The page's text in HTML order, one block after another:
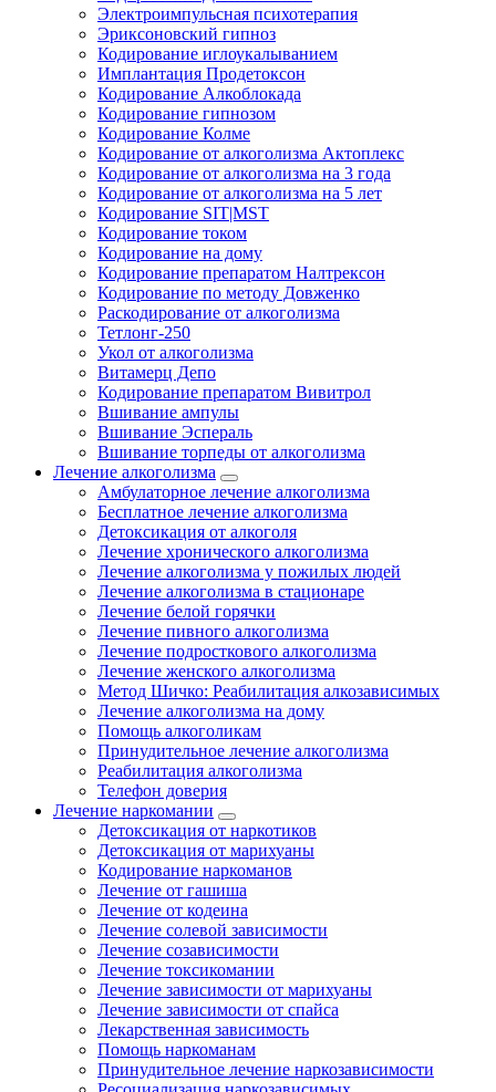
Электроимпульсная психотерапия
Эриксоновский гипноз
Кодирование иглоукалыванием
Имплантация Продетоксон
Кодирование Алкоблокада
Кодирование гипнозом
Кодирование Колме
Кодирование от алкоголизма Актоплекс
Кодирование от алкоголизма на 3 года
Кодирование от алкоголизма на 5 лет
Кодирование SIT|MST
Кодирование током
Кодирование на дому
Кодирование препаратом Налтрексон
Кодирование по методу Довженко
Раскодирование от алкоголизма
Тетлонг-250
Укол от алкоголизма
Витамерц Депо
Кодирование препаратом Вивитрол
Вшивание ампулы
Вшивание Эспераль
Вшивание торпеды от алкоголизма
Лечение алкоголизма
Амбулаторное лечение алкоголизма
Бесплатное лечение алкоголизма
Детоксикация от алкоголя
Лечение хронического алкоголизма
Лечение алкоголизма у пожилых людей
Лечение алкоголизма в стационаре
Лечение белой горячки
Лечение пивного алкоголизма
Лечение подросткового алкоголизма
Лечение женского алкоголизма
Метод Шичко: Реабилитация алкозависимых
Лечение алкоголизма на дому
Помощь алкоголикам
Принудительное лечение алкоголизма
Реабилитация алкоголизма
Телефон доверия
Лечение наркомании
Детоксикация от наркотиков
Детоксикация от марихуаны
Кодирование наркоманов
Лечение от гашиша
Лечение от кодеина
Лечение солевой зависимости
Лечение созависимости
Лечение токсикомании
Лечение зависимости от марихуаны
Лечение зависимости от спайса
Лекарственная зависимость
Помощь наркоманам
Принудительное лечение наркозависимости